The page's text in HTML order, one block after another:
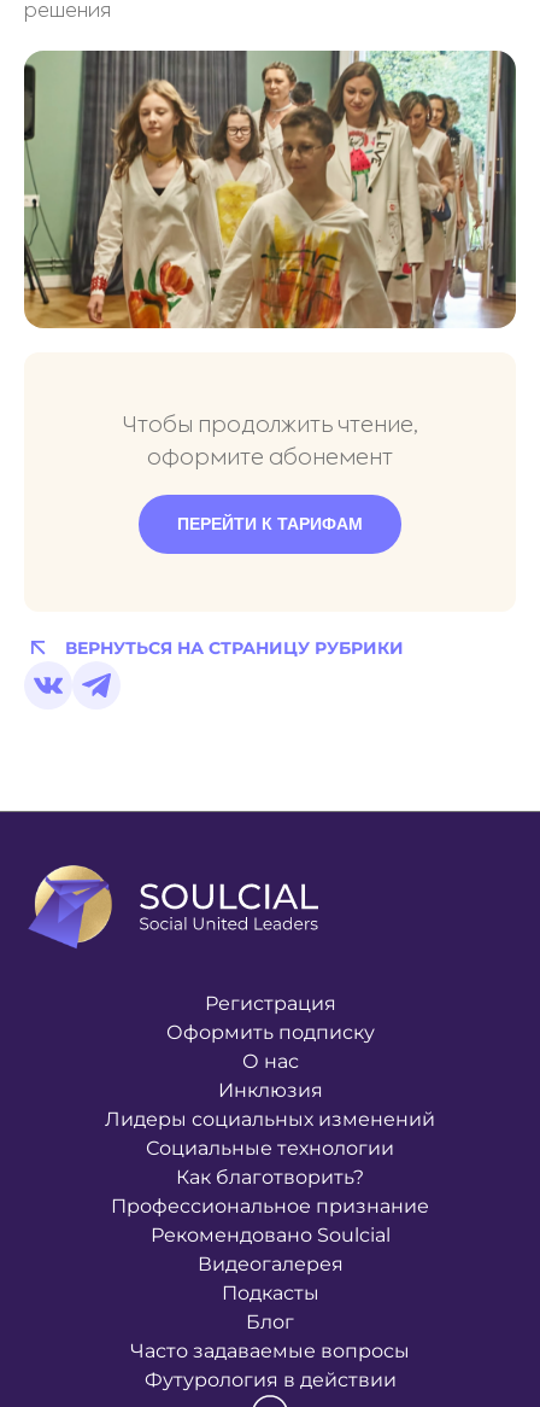
решения
Чтобы продолжить чтение,
оформите абонемент
ПЕРЕЙТИ К ТАРИФАМ
ВЕРНУТЬСЯ НА СТРАНИЦУ РУБРИКИ
Регистрация
Оформить подписку
О нас
Инклюзия
Лидеры социальных изменений
Социальные технологии
Как благотворить?
Профессиональное признание
Рекомендовано Soulcial
Видеогалерея
Подкасты
Блог
Часто задаваемые вопросы
Футурология в действии